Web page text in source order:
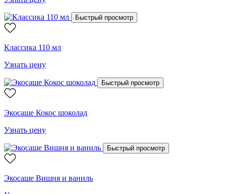
Быстрый просмотр
Классика 110 мл
Узнать цену
Быстрый просмотр
Экосаше Кокос шоколад
Узнать цену
Быстрый просмотр
Экосаше Вишня и ваниль